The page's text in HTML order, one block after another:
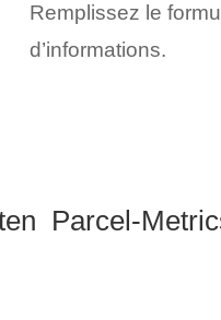
Remplissez le
d’informations.
Parcel-